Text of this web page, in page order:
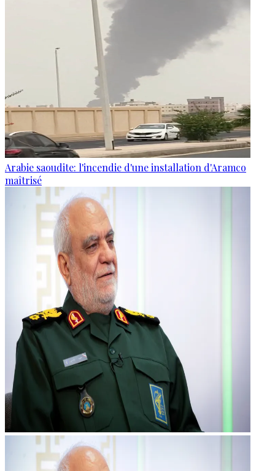
Arabie saoudite: l'incendie d'une installation d'Aramco
maîtrisé